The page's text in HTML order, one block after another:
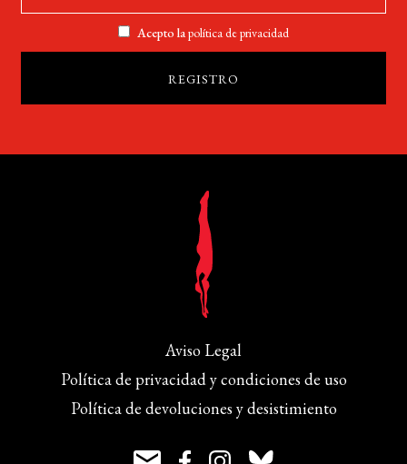
Acepto lapolítica de privacidad
Aviso Legal
Política de privacidad y condiciones de uso
Política de devoluciones y desistimiento